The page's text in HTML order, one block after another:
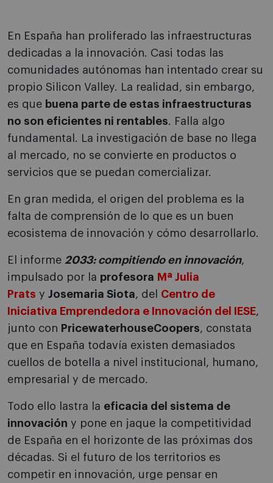
En España han proliferado las infraestructuras
dedicadas a la innovación. Casi todas las
comunidades autónomas han intentado crear su
propio Silicon Valley. La realidad, sin embargo,
es que buena parte de estas infraestructuras
no son eficientes ni rentables. Falla algo
fundamental. La investigación de base no llega
al mercado, no se convierte en productos o
servicios que se puedan comercializar.
En gran medida, el origen del problema es la
falta de comprensión de lo que es un buen
ecosistema de innovación y cómo desarrollarlo.
El informe 2033: compitiendo en innovación,
impulsado por la profesora Mª Julia
Prats y Josemaria Siota, del Centro de
Iniciativa Emprendedora e Innovación del IESE,
junto con PricewaterhouseCoopers, constata
que en España todavía existen demasiados
cuellos de botella a nivel institucional, humano,
empresarial y de mercado.
Todo ello lastra la eficacia del sistema de
innovación y pone en jaque la competitividad
de España en el horizonte de las próximas dos
décadas. Si el futuro de los territorios es
competir en innovación, urge pensar en